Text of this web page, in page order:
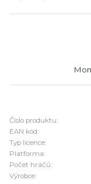
Číslo produktu:
EAN kód:
Typ licence:
Platforma:
Počet hráčů:
Výrobce: